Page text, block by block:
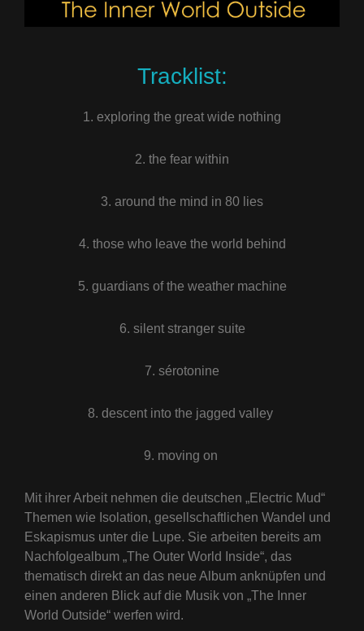
Tracklist:
1. exploring the great wide nothing
2. the fear within
3. around the mind in 80 lies
4. those who leave the world behind
5. guardians of the weather machine
6. silent stranger suite
7. sérotonine
8. descent into the jagged valley
9. moving on
Mit ihrer Arbeit nehmen die deutschen „Electric Mud“
Themen wie Isolation, gesellschaftlichen Wandel und
Eskapismus unter die Lupe. Sie arbeiten bereits am
Nachfolgealbum „The Outer World Inside“, das
thematisch direkt an das neue Album anknüpfen und
einen anderen Blick auf die Musik von „The Inner
World Outside“ werfen wird.